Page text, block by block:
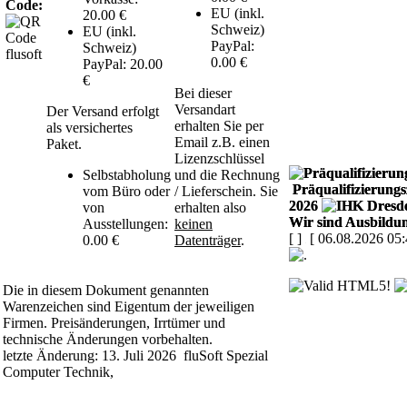
Code:
20.00 €
EU (inkl.
Schweiz)
PayPal: 20.00
€
Der Versand erfolgt
als versichertes
Paket.
Selbstabholung
vom Büro oder
von
Ausstellungen:
0.00 €
EU (inkl.
Schweiz)
PayPal:
0.00 €
Bei dieser
Versandart
erhalten Sie per
Email z.B. einen
Lizenzschlüssel
und die Rechnung
/ Lieferschein. Sie
erhalten also
keinen
Datenträger.
Die in diesem Dokument genannten
Warenzeichen sind Eigentum der jeweiligen
Firmen. Preisänderungen, Irrtümer und
technische Änderungen vorbehalten.
letzte Änderung: 13. Juli 2026 fluSoft Spezial
Computer Technik,
2026
Wir sind
[ ] [ 06.08.2026